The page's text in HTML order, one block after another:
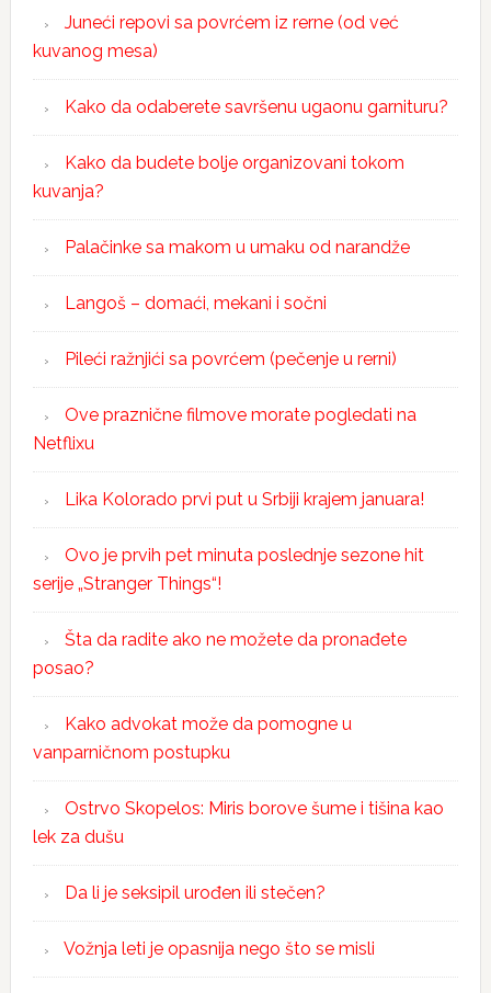
Juneći repovi sa povrćem iz rerne (od već
kuvanog mesa)
Kako da odaberete savršenu ugaonu garnituru?
Kako da budete bolje organizovani tokom
kuvanja?
Palačinke sa makom u umaku od narandže
Langoš – domaći, mekani i sočni
Pileći ražnjići sa povrćem (pečenje u rerni)
Ove praznične filmove morate pogledati na
Netflixu
Lika Kolorado prvi put u Srbiji krajem januara!
Ovo je prvih pet minuta poslednje sezone hit
serije „Stranger Things“!
Šta da radite ako ne možete da pronađete
posao?
Kako advokat može da pomogne u
vanparničnom postupku
Ostrvo Skopelos: Miris borove šume i tišina kao
lek za dušu
Da li je seksipil urođen ili stečen?
Vožnja leti je opasnija nego što se misli